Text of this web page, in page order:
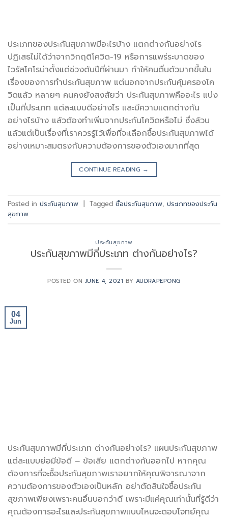
ประเภทของประกันสุขภาพมีอะไรบ้าง แตกต่างกันอย่างไร
ปฏิเสธไม่ได้ว่าจากวิกฤติโควิด-19 หรือการแพร่ระบาดของ
ไวรัสโคโรน่าตั้งแต่ช่วงต้นปีที่ผ่านมา ทำให้คนตื่นตัวมากขึ้นใน
เรื่องของการทำประกันสุขภาพ แต่นอกจากประกันคุ้มครองโค
วิดแล้ว หลายๆ คนคงยังสงสัยว่า ประกันสุขภาพคืออะไร แบ่ง
เป็นกี่ประเภท แต่ละแบบดีอย่างไร และมีความแตกต่างกัน
อย่างไรบ้าง แล้วต้องทำเพิ่มจากประกันโควิดหรือไม่ ซึ่งล้วน
แล้วแต่เป็นเรื่องที่เราควรรู้ไว้เพื่อที่จะเลือกซื้อประกันสุขภาพได้
อย่างเหมาะสมตรงกับความต้องการของตัวเองมากที่สุด
CONTINUE READING →
Posted in ประกันสุขภาพ | Tagged ซื้อประกันสุขภาพ, ประเภทของประกัน
สุขภาพ
ประกันสุขภาพ
ประกันสุขภาพมีกี่ประเภท ต่างกันอย่างไร?
POSTED ON JUNE 4, 2021 BY AUDRAPEPONG
04
Jun
ประกันสุขภาพมีกี่ประเภท ต่างกันอย่างไร? แผนประกันสุขภาพ
แต่ละแบบย่อมีข้อดี – ข้อเสีย แตกต่างกันออกไป หากคุณ
ต้องการที่จะซื้อประกันสุขภาพเราอยากให้คุณพิจารณาจาก
ความต้องการของตัวเองเป็นหลัก อย่าตัดสินใจซื้อประกัน
สุขภาพเพียงเพราะคนอื่นบอกว่าดี เพราะมีแค่คุณเท่านั้นที่รู้ดีว่า
คุณต้องการอะไรและประกันสุขภาพแบบไหนจะตอบโจทย์คุณ